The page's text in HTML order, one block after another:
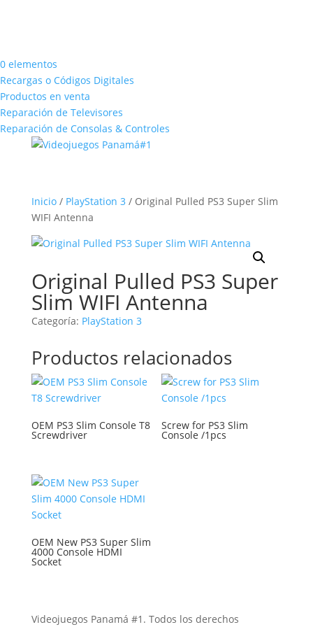
0 elementos
Recargas o Códigos Digitales
Productos en venta
Reparación de Televisores
Reparación de Consolas & Controles
Inicio/ PlayStation 3/ Original Pulled PS3 Super Slim
WIFI Antenna
Original Pulled PS3 Super
Slim WIFI Antenna
Categoría: PlayStation 3
Productos relacionados
OEM PS3 Slim Console T8
Screwdriver
Screw for PS3 Slim
Console /1pcs
OEM New PS3 Super Slim
4000 Console HDMI
Socket
Videojuegos Panamá #1. Todos los derechos